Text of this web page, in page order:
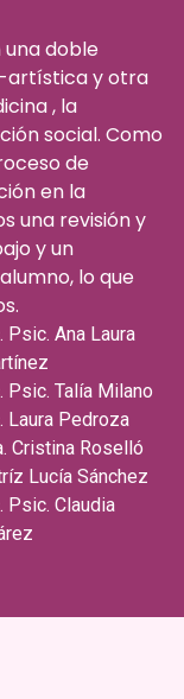
doble
artística y otra
, la
social. Como
de
en la
una revisión y
y un
lo que
Psic. Ana Laura
Psic. Talía Milano
Laura Pedroza
Cristina Roselló
Lucía Sánchez
Psic. Claudia